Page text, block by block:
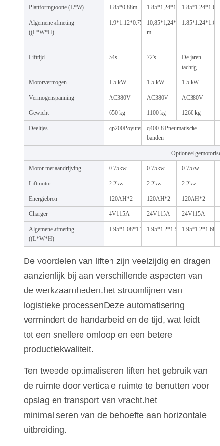
Plattformgrootte (L*W) 1.85*0.88m 1.85*1,24*1,5m
Algemene afmeting
((L*W*H)
1.9*1.12*0.75m 10,85*1,24*5
m
Lifttijd 54s 72's
De jaren
tachtig
Motorvermogen 1.5 kW 1.5 kW 1.5 kW
Vermogenspanning AC380V AC380V AC380V
Gewicht 650 kg 1100 kg 1260 kg
Deeltjes qp200Poyurethaanq400-8 Pneumatische
banden
Optioneel
Motor met aandrijving 0.75kw 0.75kw 0.75kw
Liftmotor 2.2kw 2.2kw 2.2kw
Energiebron 120AH*2 120AH*2 120AH*2
Charger 4V115A 24V115A 24V115A
Algemene afmeting
((L*W*H)
1.95*1.08*1.1m 1.95*1.2*1.54m1.95*1.2*1.68m
De voordelen van liften zijn veelzijdig en dragen
aanzienlijk bij aan verschillende aspecten van
de werkzaamheden.het stroomlijnen van
logistieke processenDeze automatisering
vermindert de handarbeid en de tijd, wat leidt
tot een snellere omloop en een betere
productiekwaliteit.
Ten tweede optimaliseren liften het gebruik van
de ruimte door verticale ruimte te benutten voor
opslag en transport van vracht.het
minimaliseren van de behoefte aan horizontale
uitbreiding.